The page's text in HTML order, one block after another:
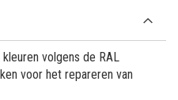
volgens de RAL
voor het repareren van